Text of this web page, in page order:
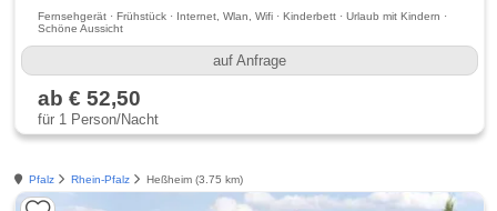
Fernsehgerät · Frühstück · Internet, Wlan, Wifi · Kinderbett · Urlaub mit Kindern ·
Schöne Aussicht
auf Anfrage
ab € 52,50
für 1 Person/Nacht
Pfalz Rhein-Pfalz Heßheim (3.75 km)